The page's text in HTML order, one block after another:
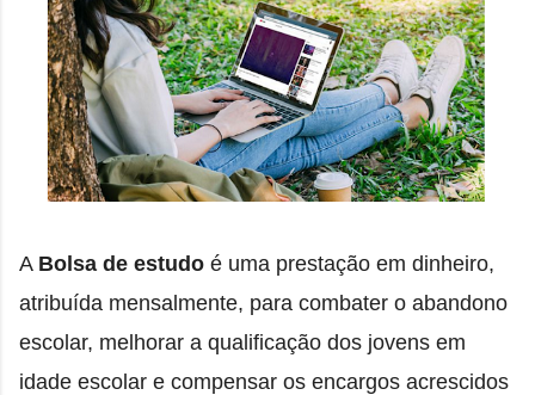
A Bolsa de estudo é uma prestação em dinheiro,
atribuída mensalmente, para combater o abandono
escolar, melhorar a qualificação dos jovens em
idade escolar e compensar os encargos acrescidos